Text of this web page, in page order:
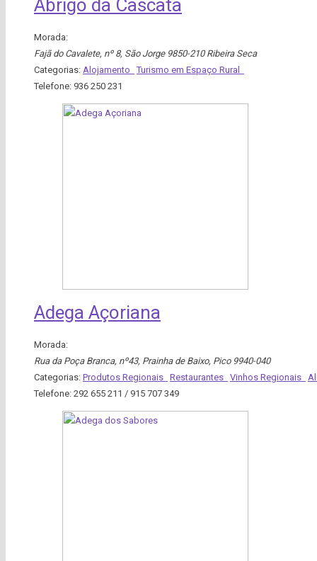
Abrigo da Cascata
Morada:
Fajã do Cavalete, nº 8, São Jorge 9850-210 Ribeira Seca
Categorias: Alojamento
Turismo em Espaço Rural
Telefone: 936 250 231
Adega Açoriana
Morada:
Rua da Poça Branca, nº43, Prainha de Baixo, Pico 9940-040
Categorias: Produtos Regionais Restaurantes Vinhos Regionais
Telefone: 292 655 211 / 915 707 349